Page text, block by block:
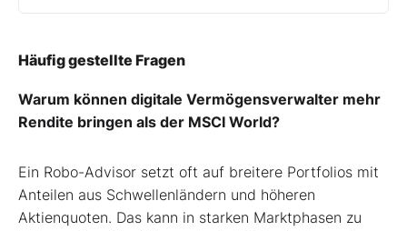
Häufig gestellte Fragen
Warum können digitale Vermögensverwalter mehr
Rendite bringen als der MSCI World?
Ein Robo-Advisor setzt oft auf breitere Portfolios mit
Anteilen aus Schwellenländern und höheren
Aktienquoten. Das kann in starken Marktphasen zu